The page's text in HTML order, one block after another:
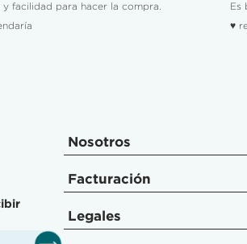
y facilidad para hacer la compra.
Es
♥
Nosotros
Facturación
Legales